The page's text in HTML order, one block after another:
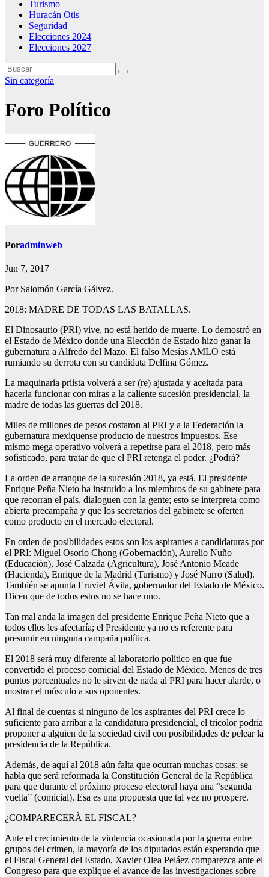
Turismo
Huracán Otis
Seguridad
Elecciones 2024
Elecciones 2027
Sin categoría
Foro Político
Poradminweb
Jun 7, 2017
Por Salomón García Gálvez.
2018: MADRE DE TODAS LAS BATALLAS.
El Dinosaurio (PRI) vive, no está herido de muerte. Lo demostró en
el Estado de México donde una Elección de Estado hizo ganar la
gubernatura a Alfredo del Mazo. El falso Mesías AMLO está
rumiando su derrota con su candidata Delfina Gómez.
La maquinaria priista volverá a ser (re) ajustada y aceitada para
hacerla funcionar con miras a la caliente sucesión presidencial, la
madre de todas las guerras del 2018.
Miles de millones de pesos costaron al PRI y a la Federación la
gubernatura mexiquense producto de nuestros impuestos. Ese
mismo mega operativo volverá a repetirse para el 2018, pero más
sofisticado, para tratar de que el PRI retenga el poder. ¿Podrá?
La orden de arranque de la sucesión 2018, ya está. El presidente
Enrique Peña Nieto ha instruido a los miembros de su gabinete para
que recorran el país, dialoguen con la gente; esto se interpreta como
abierta precampaña y que los secretarios del gabinete se oferten
como producto en el mercado electoral.
En orden de posibilidades estos son los aspirantes a candidaturas por
el PRI: Miguel Osorio Chong (Gobernación), Aurelio Nuño
(Educación), José Calzada (Agricultura), José Antonio Meade
(Hacienda), Enrique de la Madrid (Turismo) y José Narro (Salud).
También se apunta Eruviel Ávila, gobernador del Estado de México.
Dicen que de todos estos no se hace uno.
Tan mal anda la imagen del presidente Enrique Peña Nieto que a
todos ellos les afectaría; el Presidente ya no es referente para
presumir en ninguna campaña política.
El 2018 será muy diferente al laboratorio político en que fue
convertido el proceso comicial del Estado de México. Menos de tres
puntos porcentuales no le sirven de nada al PRI para hacer alarde, o
mostrar el músculo a sus oponentes.
Al final de cuentas si ninguno de los aspirantes del PRI crece lo
suficiente para arribar a la candidatura presidencial, el tricolor podría
proponer a alguien de la sociedad civil con posibilidades de pelear la
presidencia de la República.
Además, de aquí al 2018 aún falta que ocurran muchas cosas; se
habla que será reformada la Constitución General de la República
para que durante el próximo proceso electoral haya una “segunda
vuelta” (comicial). Esa es una propuesta que tal vez no prospere.
¿COMPARECERÀ EL FISCAL?
Ante el crecimiento de la violencia ocasionada por la guerra entre
grupos del crimen, la mayoría de los diputados están esperando que
el Fiscal General del Estado, Xavier Olea Peláez comparezca ante el
Congreso para que explique el avance de las investigaciones sobre